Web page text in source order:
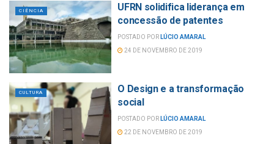
CIÊNCIA
UFRN solidifica liderança em
concessão de patentes
POSTADO POR LÚCIO AMARAL
24 DE NOVEMBRO DE 2019
CULTURA
O Design e a transformação
social
POSTADO POR LÚCIO AMARAL
22 DE NOVEMBRO DE 2019